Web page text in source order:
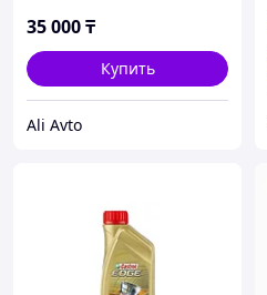
35 000₸
Купить
Ali Avto